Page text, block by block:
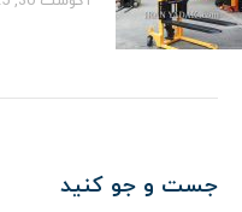
جست و جو کنید